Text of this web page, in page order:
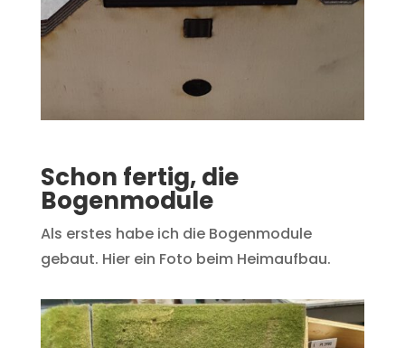
Schon fertig, die
Bogenmodule
Als erstes habe ich die Bogenmodule
gebaut. Hier ein Foto beim Heimaufbau.